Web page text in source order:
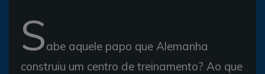
Sabe aquele papo que Alemanha
construiu um centro de treinamento? Ao que